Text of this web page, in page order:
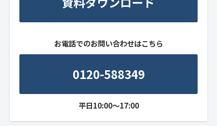
お電話でのお問い合わせはこちら
0120-588349
平日10:00～17:00